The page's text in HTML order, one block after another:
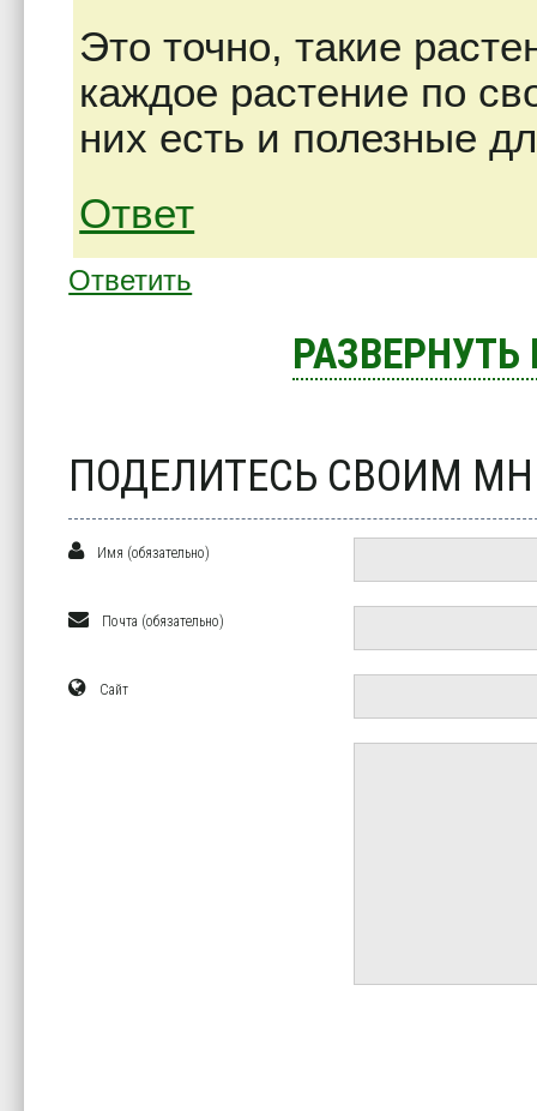
Это точно, такие
каждое растение по
них есть и полезные
Ответ
Ответить
ПОДЕЛИТЕСЬ СВОИМ
Имя (обязательно)
Почта (обязательно)
Сайт